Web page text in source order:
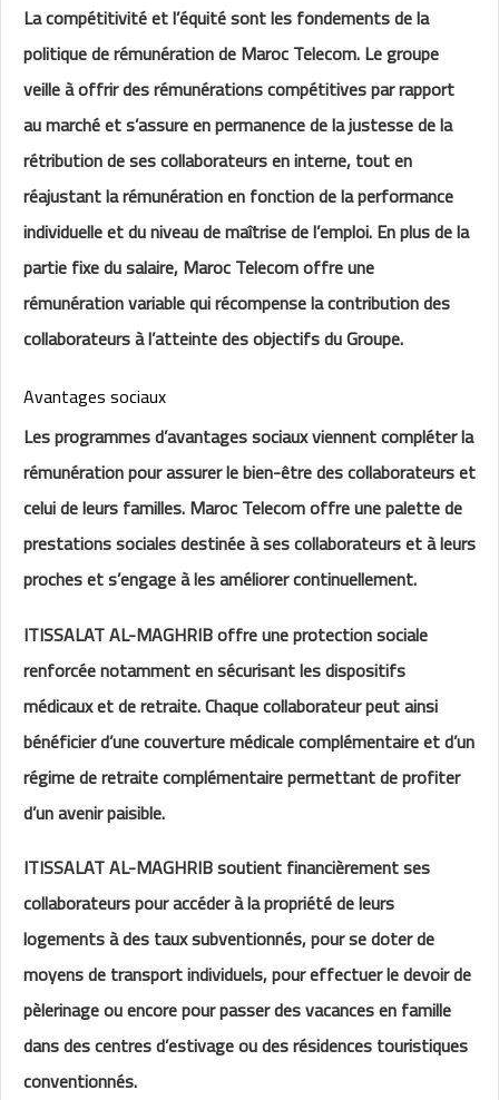
La compétitivité et l’équité sont les fondements de la
politique de rémunération de Maroc Telecom. Le groupe
veille à offrir des rémunérations compétitives par rapport
au marché et s’assure en permanence de la justesse de la
rétribution de ses collaborateurs en interne, tout en
réajustant la rémunération en fonction de la performance
individuelle et du niveau de maîtrise de l’emploi. En plu​s de la
partie fixe du salaire, Maroc Telecom offre une
rémunération variable qui récompense la contribution des
collaborateurs à l’atteinte des objectifs du Groupe.
Avantages sociaux
​Les programmes d’avantages sociaux viennent compléter la
rémunération pour assurer le bien-être des collaborateurs et
celui de leurs familles. Maroc Telecom offre une palette de
prestations sociales destinée à ses collaborateurs et à leurs
proches et s’engage à les améliorer continuellement.
ITISSALAT AL-MAGHRIB offre une protection sociale
renforcée notamment en sécurisant les dispositifs
médicaux et de retraite. Chaque collaborateur peut ainsi
bénéficier d’une couverture médicale complémentaire et d’un
régime de retraite complémentaire permettant de profiter
d’un avenir paisible.
ITISSALAT AL-MAGHRIB soutient financièrement ses
collaborateurs pour accéder à la propriété de leurs
logements à des taux subventionnés, pour se doter de
moyens de transport individuels, pour effectuer le devoir de
pèlerinage ou encore pour passer des vacances en famille
dans des centres d’estivage ou des résidences touristiques
conventionnés.